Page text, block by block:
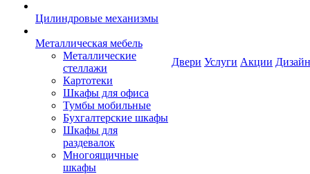
Цилиндровые механизмы
Металлическая мебель
Металлические
стеллажи
Картотеки
Шкафы для офиса
Тумбы мобильные
Бухгалтерские шкафы
Шкафы для
раздевалок
Многоящичные
шкафы
Двери Услуги Акции